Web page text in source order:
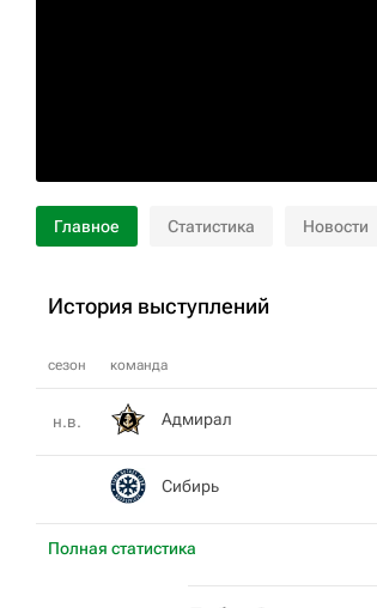
Главное Статистика Новости
История выступлений
сезон команда
Полная статистика
н.в. Адмирал
Сибирь